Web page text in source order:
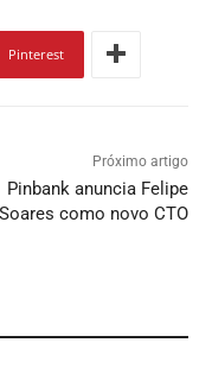
Pinterest
Próximo artigo
Pinbank anuncia Felipe
Soares como novo CTO